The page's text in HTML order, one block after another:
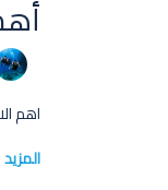
اهم
المزيد